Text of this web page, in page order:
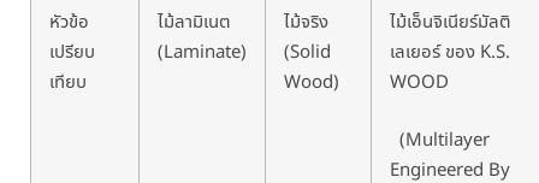
หัวข้อ
เปรียบ
เทียบ
ไม้ลามิเนต
(Laminate)
ไม้จริง
(Solid
Wood)
ไม้เอ็นจิเนียร์มัลติ
เลเยอร์ ของ K.S.
WOOD
(Multilayer
Engineered By